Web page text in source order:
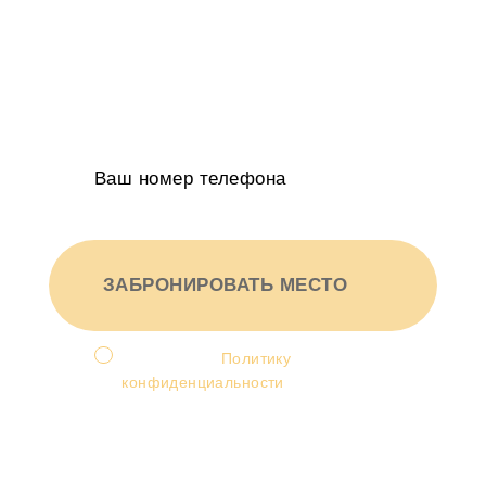
ЗАБРОНИРОВАТЬ МЕСТО
Политику
конфиденциальности